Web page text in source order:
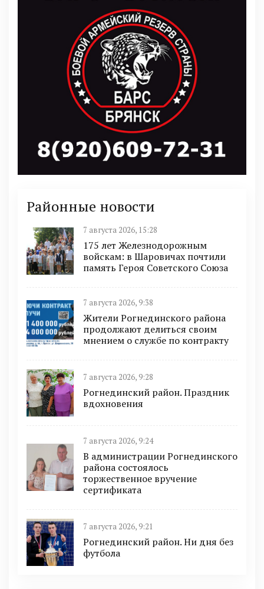
Районные новости
7 августа 2026, 15:28
175 лет Железнодорожным
войскам: в Шаровичах почтили
память Героя Советского Союза
7 августа 2026, 9:38
Жители Рогнединского района
продолжают делиться своим
мнением о службе по контракту
7 августа 2026, 9:28
Рогнединский район. Праздник
вдохновения
7 августа 2026, 9:24
В администрации Рогнединского
района состоялось
торжественное вручение
сертификата
7 августа 2026, 9:21
Рогнединский район. Ни дня без
футбола